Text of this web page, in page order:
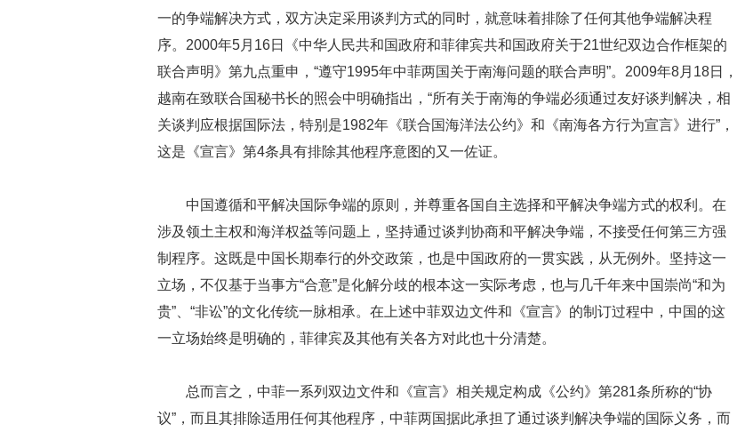
一的争端解决方式，双方决定采用谈判方式的同时，就意味着排除了任何其他争端解决程
序。2000年5月16日《中华人民共和国政府和菲律宾共和国政府关于21世纪双边合作框架的
联合声明》第九点重申，“遵守1995年中菲两国关于南海问题的联合声明”。2009年8月18日，
越南在致联合国秘书长的照会中明确指出，“所有关于南海的争端必须通过友好谈判解决，相
关谈判应根据国际法，特别是1982年《联合国海洋法公约》和《南海各方行为宣言》进行”，
这是《宣言》第4条具有排除其他程序意图的又一佐证。
中国遵循和平解决国际争端的原则，并尊重各国自主选择和平解决争端方式的权利。在
涉及领土主权和海洋权益等问题上，坚持通过谈判协商和平解决争端，不接受任何第三方强
制程序。这既是中国长期奉行的外交政策，也是中国政府的一贯实践，从无例外。坚持这一
立场，不仅基于当事方“合意”是化解分歧的根本这一实际考虑，也与几千年来中国崇尚“和为
贵”、“非讼”的文化传统一脉相承。在上述中菲双边文件和《宣言》的制订过程中，中国的这
一立场始终是明确的，菲律宾及其他有关各方对此也十分清楚。
总而言之，中菲一系列双边文件和《宣言》相关规定构成《公约》第281条所称的“协
议”，而且其排除适用任何其他程序，中菲两国据此承担了通过谈判解决争端的国际义务，而